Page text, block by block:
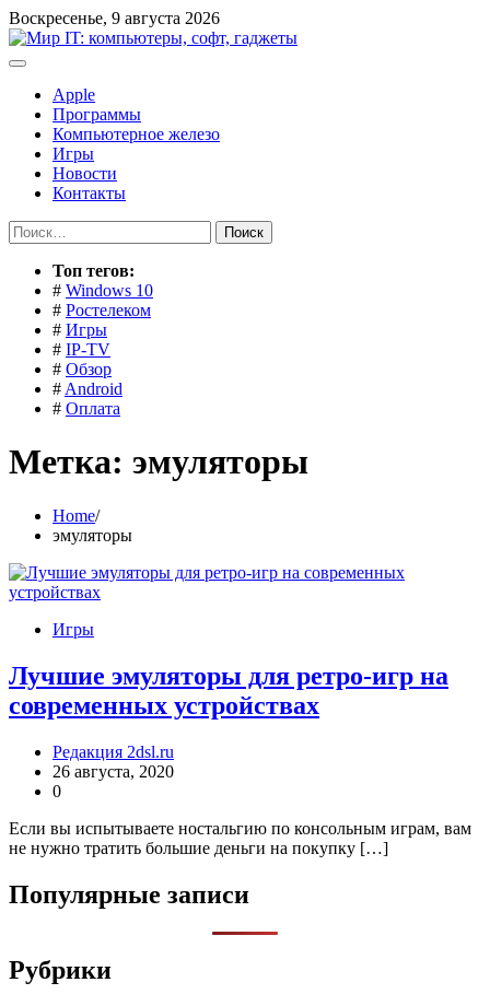
Перейти
к
содержимому
Воскресенье, 9 августа 2026
Apple
Программы
Компьютерное железо
Игры
Новости
Контакты
Найти:
Toп тегов:
# Windows 10
# Ростелеком
# Игры
# IP-TV
# Обзор
# Android
# Оплата
Метка: эмуляторы
Home
эмуляторы
Игры
Лучшие эмуляторы для ретро-игр на
современных устройствах
Редакция 2dsl.ru
26 августа, 2020
0
Если вы испытываете ностальгию по консольным играм, вам
не нужно тратить большие деньги на покупку […]
Популярные записи
Рубрики